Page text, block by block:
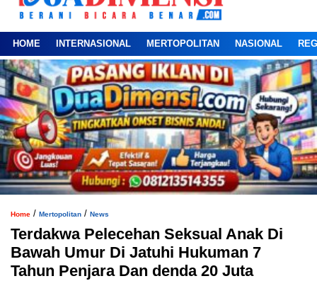
HOME INTERNASIONAL MERTOPOLITAN NASIONAL
Home / Mertopolitan / News
Terdakwa Pelecehan Seksual Anak Di
Bawah Umur Di Jatuhi Hukuman 7
Tahun Penjara Dan denda 20 Juta